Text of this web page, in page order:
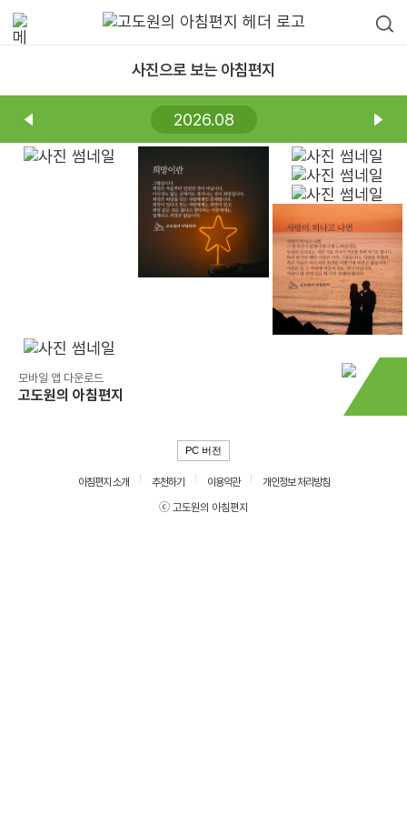
사진으로 보는 아침편지
2026.08
모바일 앱 다운로드
고도원의 아침편지
PC 버전
아침편지 소개 추천하기 이용약관
개인정보 처리방침
ⓒ 고도원의 아침편지